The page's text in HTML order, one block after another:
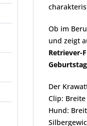
Ob im
und zeigt
Retriever-
Geburtstag
Der
Clip:
Hund: